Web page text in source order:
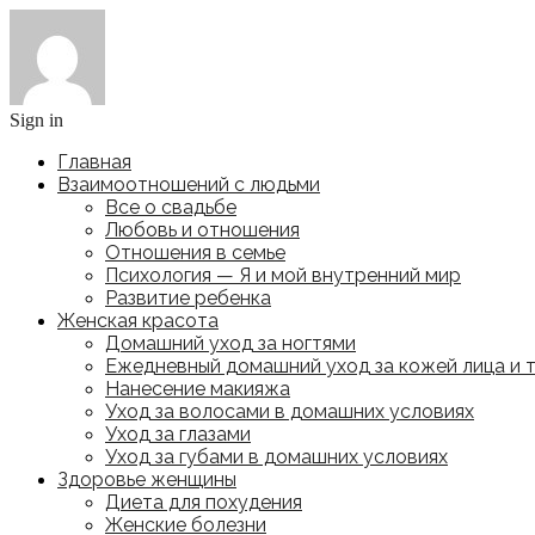
Sign in
Главная
Взаимоотношений с людьми
Все о свадьбе
Любовь и отношения
Отношения в семье
Психология — Я и мой внутренний мир
Развитие ребенка
Женская красота
Домашний уход за ногтями
Ежедневный домашний уход за кожей лица и
Нанесение макияжа
Уход за волосами в домашних условиях
Уход за глазами
Уход за губами в домашних условиях
Здоровье женщины
Диета для похудения
Женские болезни